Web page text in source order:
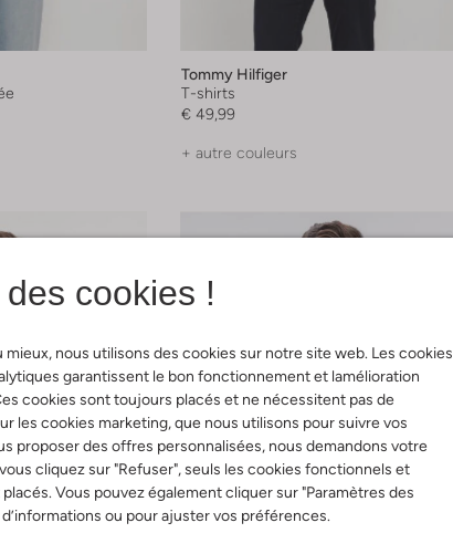
cookies !
mieux, nous utilisons des cookies sur notre site web. Les cookies
garantissent le bon fonctionnement et lamélioration
cookies sont toujours placés et ne nécessitent pas de
les cookies marketing, que nous utilisons pour suivre vos
proposer des offres personnalisées, nous demandons votre
cliquez sur "Refuser", seuls les cookies fonctionnels et
Vous pouvez également cliquer sur "Paramètres des
ou pour ajuster vos préférences.
Tommy Hilfiger
T-shirts
€ 49,99
+ autre couleurs